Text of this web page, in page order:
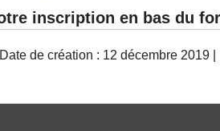
inscription en bas du
de création : 12 décembre 2019